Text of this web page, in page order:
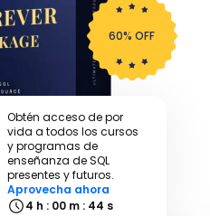
60% OFF
Obtén acceso de por
vida a todos los cursos
y programas de
enseñanza de SQL
presentes y futuros.
Aprovecha ahora
4 h : 00 m : 43 s